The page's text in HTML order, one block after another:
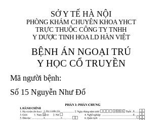
SỞ Y TẾ HÀ NỘI
PHÒNG KHÁM CHUYÊN KHOA YHCT
TRỰC THUỘC CÔNG TY TNHH
Y DƯỢC TINH HOA LD HÀN VIỆT
BỆNH ÁN NGOẠI TRÚ
Y HỌC CỔ TRUYỀN
Mã người bệnh:
Số 15 Nguyễn Như Đổ
1. Họ và tên (In
hoa):
1 9 9 5
8
8
X
X